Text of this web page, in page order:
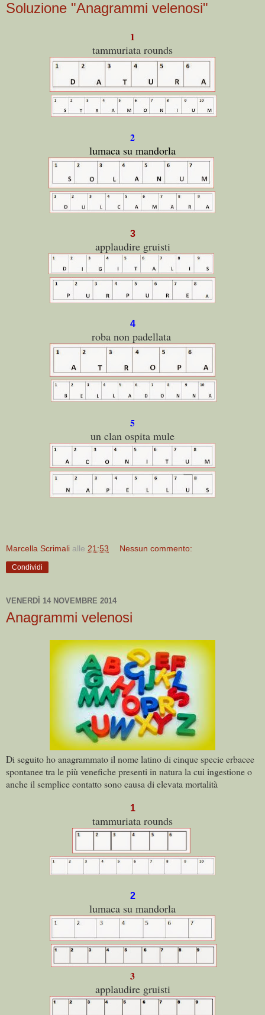
Soluzione "Anagrammi velenosi"
1
tammuriata rounds
2
lumaca su mandorla
3
applaudire gruisti
4
roba non padellata
5
un clan ospita mule
Marcella Scrimali alle 21:53 Nessun commento:
Condividi
VENERDÌ 14 NOVEMBRE 2014
Anagrammi velenosi
Di seguito ho anagrammato il nome latino di cinque specie erbacee
spontanee tra le più venefiche presenti in natura la cui ingestione o
anche il semplice contatto sono causa di elevata mortalità
1
tammuriata rounds
2
lumaca su mandorla
3
applaudire gruisti